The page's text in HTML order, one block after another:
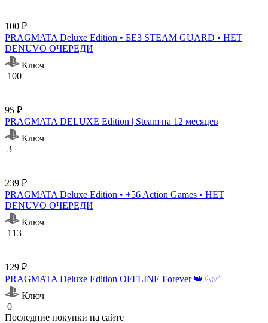
100 ₽
PRAGMATA Deluxe Edition • БЕЗ STEAM GUARD • НЕТ
DENUVO ОЧЕРЕДИ
Ключ
100
95 ₽
PRAGMATA DELUXE Edition | Steam на 12 месяцев
Ключ
3
239 ₽
PRAGMATA Deluxe Edition • +56 Action Games • НЕТ
DENUVO ОЧЕРЕДИ
Ключ
113
129 ₽
PRAGMATA Deluxe Edition OFFLINE Forever 👑♘✅
Ключ
0
Последние покупки на сайте